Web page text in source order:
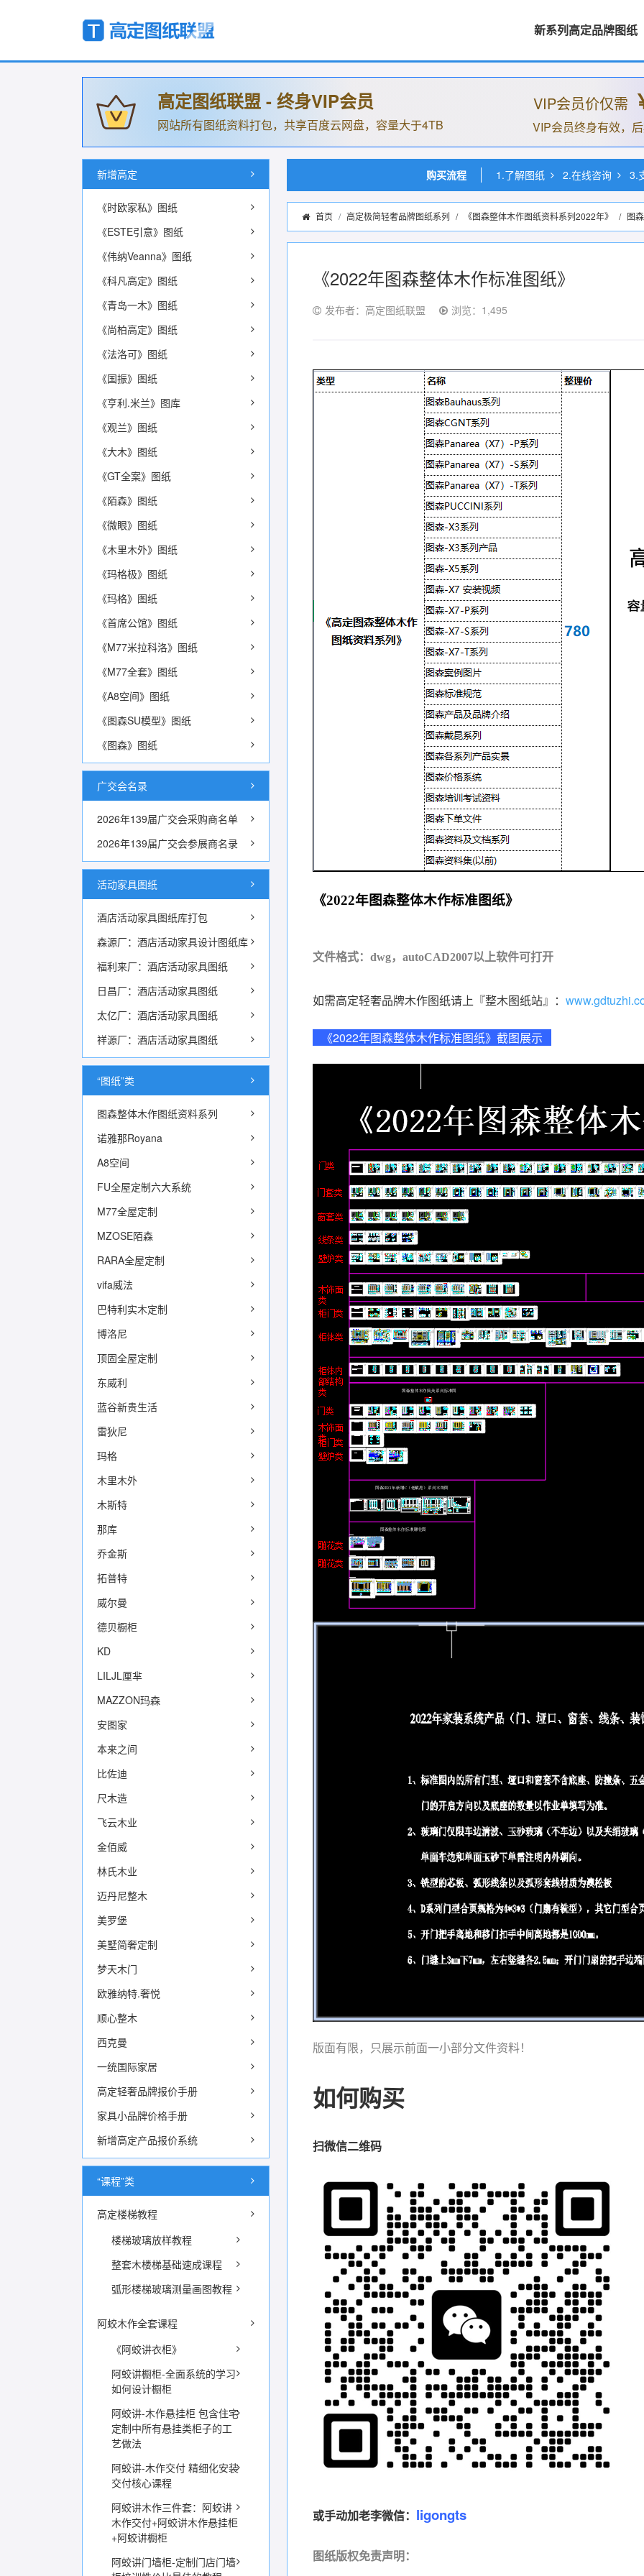
新系列高定品牌图纸
高定图纸联盟 - 终身VIP会员
网站所有图纸资料打包，共享百度云网盘，容量大于4TB
VIP会员价仅需
VIP会员终身有效，
新增高定
《时欧家私》图纸
《ESTE引意》图纸
《伟纳Veanna》图纸
《科凡高定》图纸
《青岛一木》图纸
《尚柏高定》图纸
《法洛可》图纸
《国振》图纸
《亨利.米兰》图库
《观兰》图纸
《大木》图纸
《GT全案》图纸
《陌森》图纸
《微眼》图纸
《木里木外》图纸
《玛格极》图纸
《玛格》图纸
《首席公馆》图纸
《M77米拉科洛》图纸
《M77全套》图纸
《A8空间》图纸
《图森SU模型》图纸
《图森》图纸
广交会名录
2026年139届广交会采购商名单
2026年139届广交会参展商名录
活动家具图纸
酒店活动家具图纸库打包
森源厂：酒店活动家具设计图纸库
福利来厂：酒店活动家具图纸
日昌厂：酒店活动家具图纸
太亿厂：酒店活动家具图纸
祥源厂：酒店活动家具图纸
“图纸”类
图森整体木作图纸资料系列
诺雅那Royana
A8空间
FU全屋定制六大系统
M77全屋定制
MZOSE陌森
RARA全屋定制
vifa威法
巴特利实木定制
博洛尼
顶固全屋定制
东威利
蓝谷新贵生活
雷狄尼
玛格
木里木外
木斯特
那库
乔金斯
拓普特
威尔曼
德贝橱柜
KD
LILJL厘芈
MAZZON玛森
安图家
本来之间
比佐迪
尺木造
飞云木业
金佰威
林氏木业
迈丹尼整木
美罗堡
美墅简奢定制
梦天木门
欧雅纳特.奢悦
顺心整木
西克曼
一统国际家居
高定轻奢品牌报价手册
家具小品牌价格手册
新增高定产品报价系统
“课程”类
高定楼梯教程
楼梯玻璃放样教程
整套木楼梯基础速成课程
弧形楼梯玻璃测量画图教程
阿蛟木作全套课程
《阿蛟讲衣柜》
阿蛟讲橱柜-全面系统的学习
如何设计橱柜
阿蛟讲-木作悬挂柜 包含住宅
定制中所有悬挂类柜子的工
艺做法
阿蛟讲-木作交付 精细化安装
交付核心课程
阿蛟讲木作三件套：阿蛟讲
木作交付+阿蛟讲木作悬挂柜
+阿蛟讲橱柜
阿蛟讲门墙柜-定制门店门墙
购买流程 1.了解图纸 2.在线咨询 3.
首页 高定极简轻奢品牌图纸系列 / 《图森整体木作图纸资料系列2022年》 / 图
《2022年图森整体木作标准图纸》
发布者：高定图纸联盟 浏览：1,495
《2022年图森整体木作标准图纸》
文件格式：dwg，autoCAD2007以上软件可打开
如需高定轻奢品牌木作图纸请上『整木图纸站』：
《2022年图森整体木作标准图纸》截图展示
版面有限，只展示前面一小部分文件资料！
如何购买
扫微信二维码
或手动加老李微信： ligongts
图纸版权免责声明：